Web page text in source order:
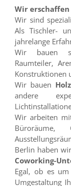
Wir erschaffen
Wir sind
Als Tischler-
jahrelange
Wir bauen
Raumteiler,
Konstruktionen
Wir bauen
andere
Wir arbeiten
Büroräume,
Berlin haben
Coworking-
Egal, ob es
Umgestaltung